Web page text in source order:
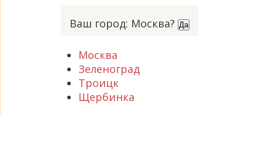
Ваш город: Москва? Да
Москва
Зеленоград
Троицк
Щербинка